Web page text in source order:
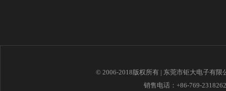
© 2006-2018版权所有 | 东莞市钜大电子有
销售电话：+86-769-